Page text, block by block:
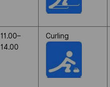
11.00–
14.00
Curling